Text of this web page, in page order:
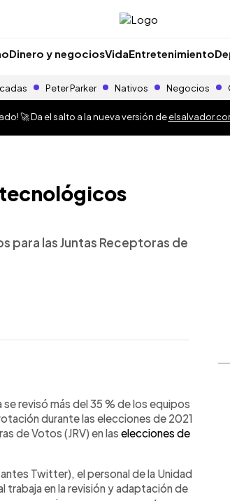
Dinero y negociosVidaEntretenimiento
Peter Parker Nativos Negocios
🚀 Da el salto a la nueva versión de
para las Juntas Receptoras de
revisó más del 35 % de los equipos
durante las elecciones de 2021
de Votos (JRV) en las elecciones de
Twitter), el personal de la Unidad
en la revisión y adaptación de